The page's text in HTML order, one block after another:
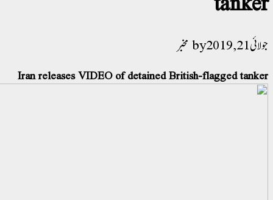
2019 مخبر
Iran releases VIDEO of detained British-flagged